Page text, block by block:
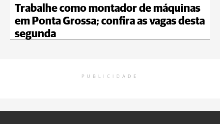
Trabalhe como montador de máquinas
em Ponta Grossa; confira as vagas desta
segunda
PUBLICIDADE